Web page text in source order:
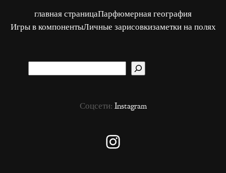
главная страницаПарфюмерная география
Игры в компонентыЛичные зарисовкизаметки на полях
Соцсети: Instagram
Instagram